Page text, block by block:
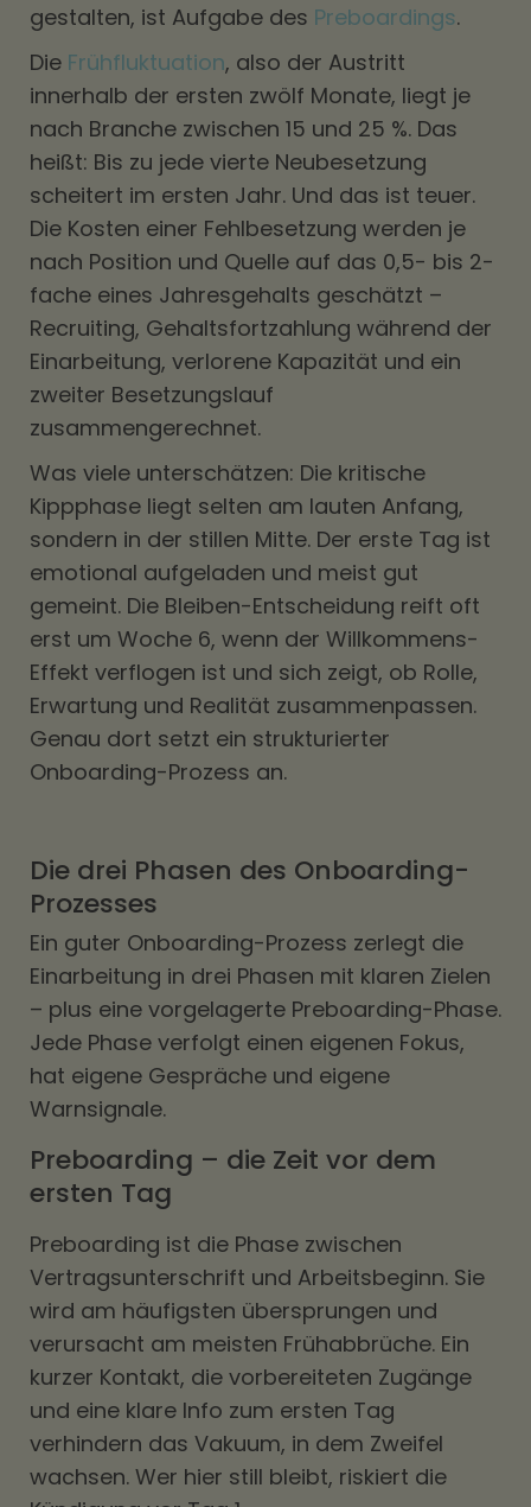
gestalten, ist Aufgabe des Preboardings.
Die Frühfluktuation, also der Austritt
innerhalb der ersten zwölf Monate, liegt je
nach Branche zwischen 15 und 25 %. Das
heißt: Bis zu jede vierte Neubesetzung
scheitert im ersten Jahr. Und das ist teuer.
Die Kosten einer Fehlbesetzung werden je
nach Position und Quelle auf das 0,5- bis 2-
fache eines Jahresgehalts geschätzt –
Recruiting, Gehaltsfortzahlung während der
Einarbeitung, verlorene Kapazität und ein
zweiter Besetzungslauf
zusammengerechnet.
Was viele unterschätzen: Die kritische
Kippphase liegt selten am lauten Anfang,
sondern in der stillen Mitte. Der erste Tag ist
emotional aufgeladen und meist gut
gemeint. Die Bleiben-Entscheidung reift oft
erst um Woche 6, wenn der Willkommens-
Effekt verflogen ist und sich zeigt, ob Rolle,
Erwartung und Realität zusammenpassen.
Genau dort setzt ein strukturierter
Onboarding-Prozess an.
Die drei Phasen des Onboarding-
Prozesses
Ein guter Onboarding-Prozess zerlegt die
Einarbeitung in drei Phasen mit klaren Zielen
– plus eine vorgelagerte Preboarding-Phase.
Jede Phase verfolgt einen eigenen Fokus,
hat eigene Gespräche und eigene
Warnsignale.
Preboarding – die Zeit vor dem
ersten Tag
Preboarding ist die Phase zwischen
Vertragsunterschrift und Arbeitsbeginn. Sie
wird am häufigsten übersprungen und
verursacht am meisten Frühabbrüche. Ein
kurzer Kontakt, die vorbereiteten Zugänge
und eine klare Info zum ersten Tag
verhindern das Vakuum, in dem Zweifel
wachsen. Wer hier still bleibt, riskiert die